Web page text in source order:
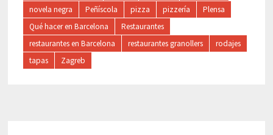
novela negra
Peñíscola pizza pizzería
Plensa
Qué hacer en Barcelona
Restaurantes
restaurantes en Barcelona
restaurantes granollers
rodajes
tapas
Zagreb